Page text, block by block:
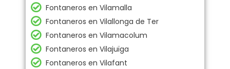
Fontaneros en Vilamalla
Fontaneros en Vilallonga de Ter
Fontaneros en Vilamacolum
Fontaneros en Vilajuïga
Fontaneros en Vilafant